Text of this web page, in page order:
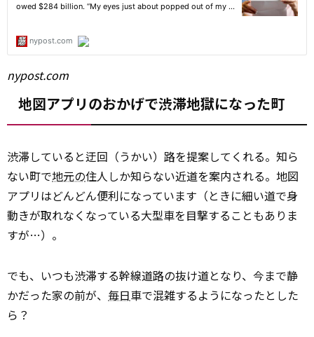
nypost.com
地図アプリのおかげで渋滞地獄になった町
渋滞していると迂回（うかい）路を提案してくれる。知ら
ない町で地元の住人しか知らない近道を案内される。地図
アプリはどんどん便利になっています（ときに細い道で身
動きが取れなくなっている大型車を目撃することもありま
すが…）。
でも、いつも渋滞する幹線道路の抜け道となり、今まで静
かだった家の前が、 毎日車で混雑するようになったとした
ら？